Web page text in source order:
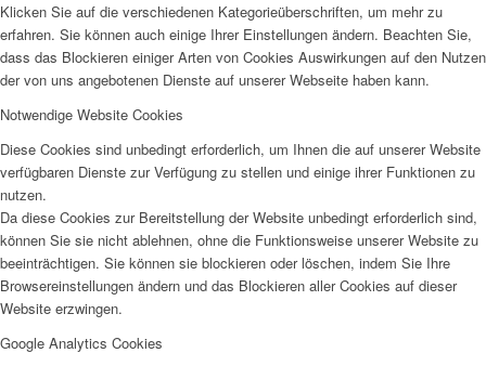
Klicken Sie auf die verschiedenen Kategorieüberschriften, um mehr zu
erfahren. Sie können auch einige Ihrer Einstellungen ändern. Beachten Sie,
dass das Blockieren einiger Arten von Cookies Auswirkungen auf den Nutzen
der von uns angebotenen Dienste auf unserer Webseite haben kann.
Notwendige Website Cookies
Diese Cookies sind unbedingt erforderlich, um Ihnen die auf unserer Website
verfügbaren Dienste zur Verfügung zu stellen und einige ihrer Funktionen zu
nutzen.
Da diese Cookies zur Bereitstellung der Website unbedingt erforderlich sind,
können Sie sie nicht ablehnen, ohne die Funktionsweise unserer Website zu
beeinträchtigen. Sie können sie blockieren oder löschen, indem Sie Ihre
Browsereinstellungen ändern und das Blockieren aller Cookies auf dieser
Website erzwingen.
Google Analytics Cookies